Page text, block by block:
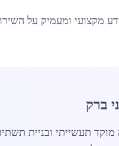
מקצועי ומעמיק על
ברק
תעשייתי ובניית